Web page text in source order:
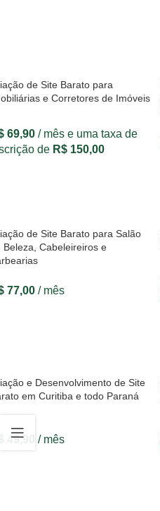
de Site Barato para
e Corretores de Imóveis
69,90 / mês e uma taxa de
de R$ 150,00
de Site Barato para Salão
Beleza, Cabeleireiros e
77,00 / mês
e Desenvolvimento de Site
em Curitiba e todo Paraná
49,90 / mês